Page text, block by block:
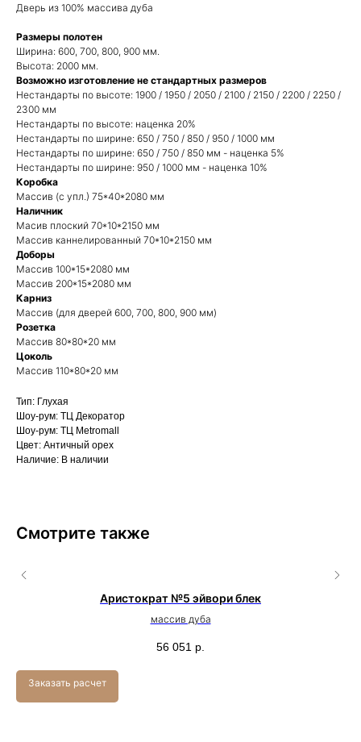
Дверь из 100% массива дуба
Размеры полотен
Ширина: 600, 700, 800, 900 мм.
Высота: 2000 мм.
Возможно изготовление не стандартных размеров
Нестандарты по высоте: 1900 / 1950 / 2050 / 2100 / 2150 / 2200 / 2250 /
2300 мм
Нестандарты по высоте: наценка 20%
Нестандарты по ширине: 650 / 750 / 850 / 950 / 1000 мм
Нестандарты по ширине: 650 / 750 / 850 мм - наценка 5%
Нестандарты по ширине: 950 / 1000 мм - наценка 10%
Коробка
Массив (с упл.) 75*40*2080 мм
Наличник
Масив плоский 70*10*2150 мм
Массив каннелированный 70*10*2150 мм
Доборы
Массив 100*15*2080 мм
Массив 200*15*2080 мм
Карниз
Массив (для дверей 600, 700, 800, 900 мм)
Розетка
Массив 80*80*20 мм
Цоколь
Массив 110*80*20 мм
Тип: Глухая
Шоу-рум: ТЦ Декоратор
Шоу-рум: ТЦ Metromall
Цвет: Античный орех
Наличие: В наличии
Смотрите также
Аристократ №5 эйвори блек
массив дуба
56 051 р.